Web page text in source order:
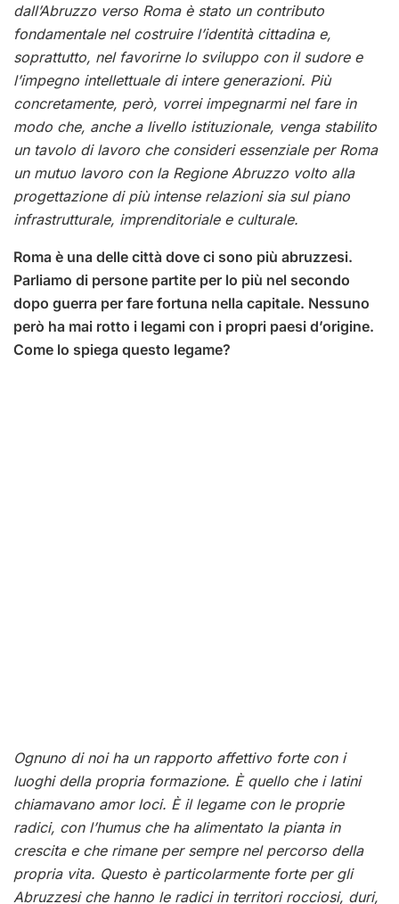
dall’Abruzzo verso Roma è stato un contributo
fondamentale nel costruire l’identità cittadina e,
soprattutto, nel favorirne lo sviluppo con il sudore e
l’impegno intellettuale di intere generazioni. Più
concretamente, però, vorrei impegnarmi nel fare in
modo che, anche a livello istituzionale, venga stabilito
un tavolo di lavoro che consideri essenziale per Roma
un mutuo lavoro con la Regione Abruzzo volto alla
progettazione di più intense relazioni sia sul piano
infrastrutturale, imprenditoriale e culturale.
Roma è una delle città dove ci sono più abruzzesi.
Parliamo di persone partite per lo più nel secondo
dopo guerra per fare fortuna nella capitale. Nessuno
però ha mai rotto i legami con i propri paesi d’origine.
Come lo spiega questo legame?
Ognuno di noi ha un rapporto affettivo forte con i
luoghi della propria formazione. È quello che i latini
chiamavano amor loci. È il legame con le proprie
radici, con l’humus che ha alimentato la pianta in
crescita e che rimane per sempre nel percorso della
propria vita. Questo è particolarmente forte per gli
Abruzzesi che hanno le radici in territori rocciosi, duri,